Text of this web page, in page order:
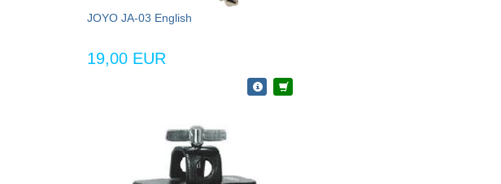
JOYO JA-03 English
19,00 EUR